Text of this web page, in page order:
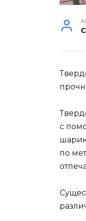
с
по